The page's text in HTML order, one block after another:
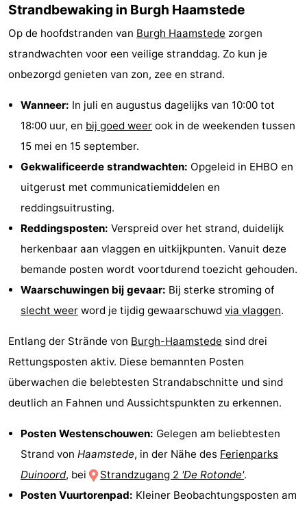
Strandbewaking in Burgh Haamstede
Op de hoofdstranden van Burgh Haamstede zorgen
strandwachten voor een veilige stranddag. Zo kun je
onbezorgd genieten van zon, zee en strand.
Wanneer: In juli en augustus dagelijks van 10:00 tot
18:00 uur, en bij goed weer ook in de weekenden tussen
15 mei en 15 september.
Gekwalificeerde strandwachten: Opgeleid in EHBO en
uitgerust met communicatiemiddelen en
reddingsuitrusting.
Reddingsposten: Verspreid over het strand, duidelijk
herkenbaar aan vlaggen en uitkijkpunten. Vanuit deze
bemande posten wordt voortdurend toezicht gehouden.
Waarschuwingen bij gevaar: Bij sterke stroming of
slecht weer word je tijdig gewaarschuwd via vlaggen.
Entlang der Strände von Burgh-Haamstede sind drei
Rettungsposten aktiv. Diese bemannten Posten
überwachen die belebtesten Strandabschnitte und sind
deutlich an Fahnen und Aussichtspunkten zu erkennen.
Posten Westenschouwen: Gelegen am beliebtesten
Strand von Haamstede, in der Nähe des Ferienparks
Duinoord, bei Strandzugang 2 'De Rotonde'.
Posten Vuurtorenpad: Kleiner Beobachtungsposten am